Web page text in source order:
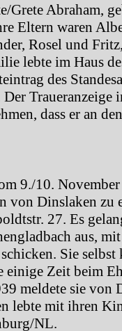
Grete Abraham,
Eltern waren
Rosel und
lebte im Haus
des
Traueranzeige
dass er an
9./10.
von Dinslaken zu
27. Es
aus,
Sie selbst
einige Zeit beim
meldete sie von
lebte mit ihren
NL.